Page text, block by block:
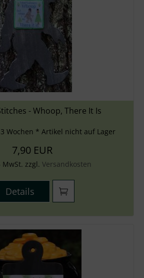
- Whoop, There It Is
Wochen * Artikel nicht auf Lager
7,90 EUR
MwSt. zzgl. Versandkosten
Details